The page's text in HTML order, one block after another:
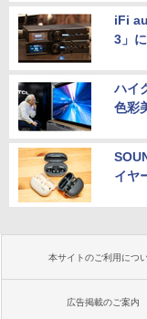
iFi
3」
ハイ
色彩
イヤ
本サイトのご利用につ
広告掲載のご案内